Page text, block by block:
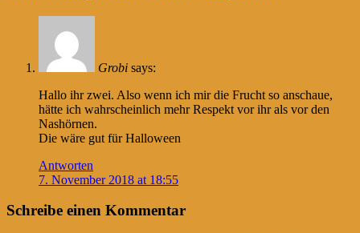
Grobi says:
Hallo ihr zwei. Also wenn ich mir die Frucht so anschaue,
hätte ich wahrscheinlich mehr Respekt vor ihr als vor den
Nashörnen.
Die wäre gut für Halloween
Antworten
7. November 2018 at 18:55
Schreibe einen Kommentar